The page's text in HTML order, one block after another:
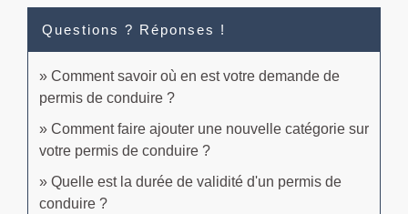
Questions ? Réponses !
Comment savoir où en est votre demande de
permis de conduire ?
Comment faire ajouter une nouvelle catégorie sur
votre permis de conduire ?
Quelle est la durée de validité d'un permis de
conduire ?